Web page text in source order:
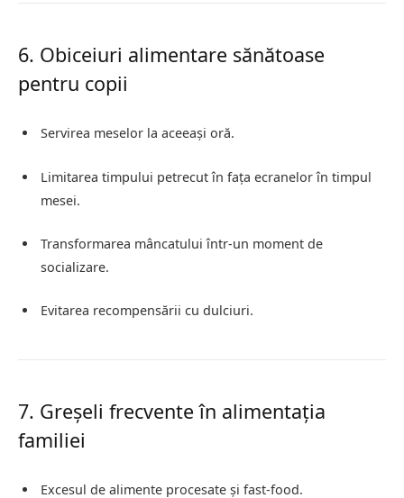
6. Obiceiuri alimentare sănătoase
pentru copii
Servirea meselor la aceeași oră.
Limitarea timpului petrecut în fața ecranelor în timpul
mesei.
Transformarea mâncatului într-un moment de
socializare.
Evitarea recompensării cu dulciuri.
7. Greșeli frecvente în alimentația
familiei
Excesul de alimente procesate și fast-food.